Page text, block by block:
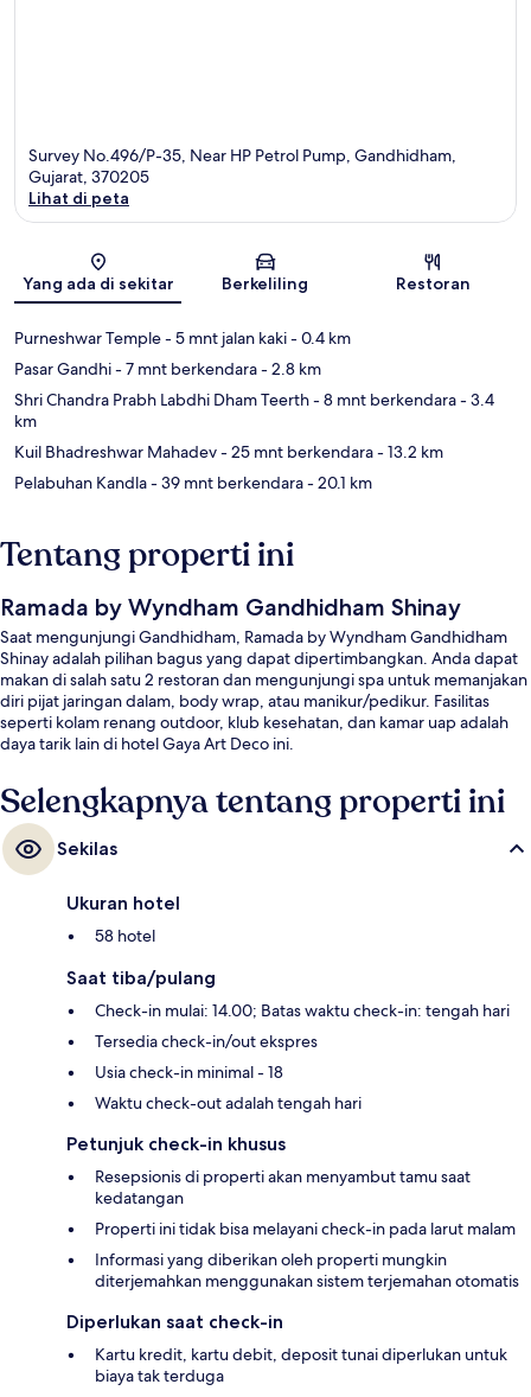
Survey No.496/P-35, Near HP Petrol Pump, Gandhidham,
Gujarat, 370205
Lihat di peta
Yang ada di sekitar Berkeliling Restoran
Purneshwar Temple- 5 mnt jalan kaki- 0.4 km
Pasar Gandhi- 7 mnt berkendara- 2.8 km
Shri Chandra Prabh Labdhi Dham Teerth- 8 mnt berkendara- 3.4
km
Kuil Bhadreshwar Mahadev- 25 mnt berkendara- 13.2 km
Pelabuhan Kandla- 39 mnt berkendara- 20.1 km
Tentang properti ini
Ramada by Wyndham Gandhidham Shinay
Saat mengunjungi Gandhidham, Ramada by Wyndham Gandhidham
Shinay adalah pilihan bagus yang dapat dipertimbangkan. Anda dapat
makan di salah satu 2 restoran dan mengunjungi spa untuk memanjakan
diri pijat jaringan dalam, body wrap, atau manikur/pedikur. Fasilitas
seperti kolam renang outdoor, klub kesehatan, dan kamar uap adalah
daya tarik lain di hotel Gaya Art Deco ini.
Selengkapnya tentang properti ini
Sekilas
Ukuran hotel
58 hotel
Saat tiba/pulang
Check-in mulai: 14.00; Batas waktu check-in: tengah hari
Tersedia check-in/out ekspres
Usia check-in minimal - 18
Waktu check-out adalah tengah hari
Petunjuk check-in khusus
Resepsionis di properti akan menyambut tamu saat
kedatangan
Properti ini tidak bisa melayani check-in pada larut malam
Informasi yang diberikan oleh properti mungkin
diterjemahkan menggunakan sistem terjemahan otomatis
Diperlukan saat check-in
Kartu kredit, kartu debit, deposit tunai diperlukan untuk
biaya tak terduga